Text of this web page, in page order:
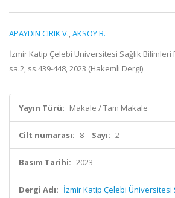
APAYDIN CIRIK V.,AKSOY B.
İzmir Katip Çelebi Üniversitesi Sağlık Bilimleri
sa.2, ss.439-448, 2023 (Hakemli Dergi)
Yayın Türü: Makale / Tam Makale
Cilt numarası: 8 Sayı: 2
Basım Tarihi: 2023
Dergi Adı: İzmir Katip Çelebi Üniversitesi